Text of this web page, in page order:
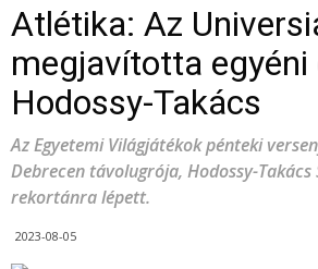
Atlétika: Az
megjavította
Hodossy-Takács
Az Egyetemi Világjátékok pénteki
Debrecen távolugrója, Hodossy-Takács
rekortánra lépett.
2023-08-05